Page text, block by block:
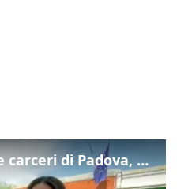
Gli avvocati visitano le carceri di Padova, ecco cosa hanno trovato